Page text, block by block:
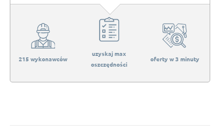
215 wykonawców
uzyskaj max
oszczędności
oferty w 3 minuty